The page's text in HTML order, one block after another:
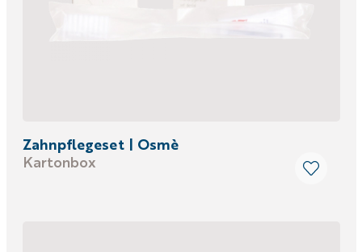
Zahnpflegeset | Osmè
Kartonbox